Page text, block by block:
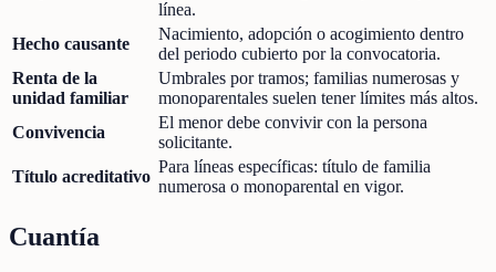
línea.
Hecho causante
Nacimiento, adopción o acogimiento dentro
del periodo cubierto por la convocatoria.
Renta de la
unidad familiar
Umbrales por tramos; familias numerosas y
monoparentales suelen tener límites más altos.
Convivencia
El menor debe convivir con la persona
solicitante.
Título acreditativo
Para líneas específicas: título de familia
numerosa o monoparental en vigor.
Cuantía